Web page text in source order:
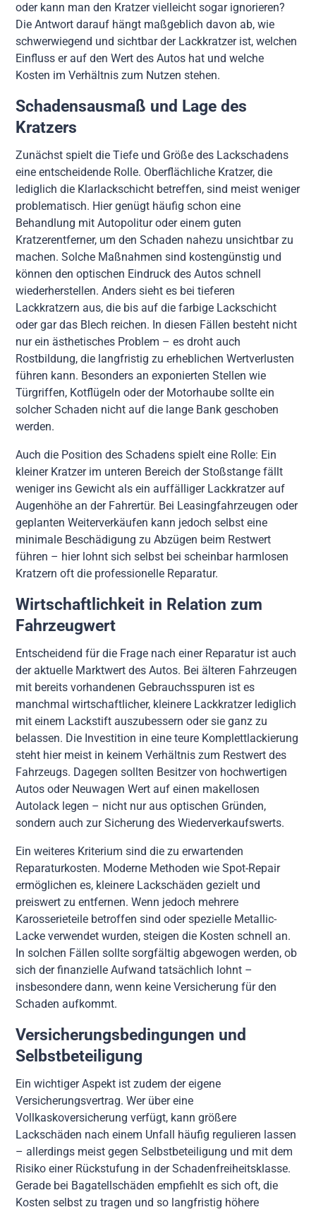
oder kann man den Kratzer vielleicht sogar ignorieren?
Die Antwort darauf hängt maßgeblich davon ab, wie
schwerwiegend und sichtbar der Lackkratzer ist, welchen
Einfluss er auf den Wert des Autos hat und welche
Kosten im Verhältnis zum Nutzen stehen.
Schadensausmaß und Lage des
Kratzers
Zunächst spielt die Tiefe und Größe des Lackschadens
eine entscheidende Rolle. Oberflächliche Kratzer, die
lediglich die Klarlackschicht betreffen, sind meist weniger
problematisch. Hier genügt häufig schon eine
Behandlung mit Autopolitur oder einem guten
Kratzerentferner, um den Schaden nahezu unsichtbar zu
machen. Solche Maßnahmen sind kostengünstig und
können den optischen Eindruck des Autos schnell
wiederherstellen. Anders sieht es bei tieferen
Lackkratzern aus, die bis auf die farbige Lackschicht
oder gar das Blech reichen. In diesen Fällen besteht nicht
nur ein ästhetisches Problem – es droht auch
Rostbildung, die langfristig zu erheblichen Wertverlusten
führen kann. Besonders an exponierten Stellen wie
Türgriffen, Kotflügeln oder der Motorhaube sollte ein
solcher Schaden nicht auf die lange Bank geschoben
werden.
Auch die Position des Schadens spielt eine Rolle: Ein
kleiner Kratzer im unteren Bereich der Stoßstange fällt
weniger ins Gewicht als ein auffälliger Lackkratzer auf
Augenhöhe an der Fahrertür. Bei Leasingfahrzeugen oder
geplanten Weiterverkäufen kann jedoch selbst eine
minimale Beschädigung zu Abzügen beim Restwert
führen – hier lohnt sich selbst bei scheinbar harmlosen
Kratzern oft die professionelle Reparatur.
Wirtschaftlichkeit in Relation zum
Fahrzeugwert
Entscheidend für die Frage nach einer Reparatur ist auch
der aktuelle Marktwert des Autos. Bei älteren Fahrzeugen
mit bereits vorhandenen Gebrauchsspuren ist es
manchmal wirtschaftlicher, kleinere Lackkratzer lediglich
mit einem Lackstift auszubessern oder sie ganz zu
belassen. Die Investition in eine teure Komplettlackierung
steht hier meist in keinem Verhältnis zum Restwert des
Fahrzeugs. Dagegen sollten Besitzer von hochwertigen
Autos oder Neuwagen Wert auf einen makellosen
Autolack legen – nicht nur aus optischen Gründen,
sondern auch zur Sicherung des Wiederverkaufswerts.
Ein weiteres Kriterium sind die zu erwartenden
Reparaturkosten. Moderne Methoden wie Spot-Repair
ermöglichen es, kleinere Lackschäden gezielt und
preiswert zu entfernen. Wenn jedoch mehrere
Karosserieteile betroffen sind oder spezielle Metallic-
Lacke verwendet wurden, steigen die Kosten schnell an.
In solchen Fällen sollte sorgfältig abgewogen werden, ob
sich der finanzielle Aufwand tatsächlich lohnt –
insbesondere dann, wenn keine Versicherung für den
Schaden aufkommt.
Versicherungsbedingungen und
Selbstbeteiligung
Ein wichtiger Aspekt ist zudem der eigene
Versicherungsvertrag. Wer über eine
Vollkaskoversicherung verfügt, kann größere
Lackschäden nach einem Unfall häufig regulieren lassen
– allerdings meist gegen Selbstbeteiligung und mit dem
Risiko einer Rückstufung in der Schadenfreiheitsklasse.
Gerade bei Bagatellschäden empfiehlt es sich oft, die
Kosten selbst zu tragen und so langfristig höhere